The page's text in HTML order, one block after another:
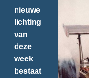
nieuwe
lichting
van
deze
week
bestaat